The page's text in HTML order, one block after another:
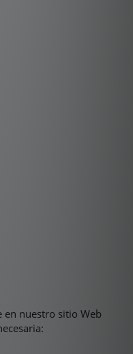
en nuestro sitio Web